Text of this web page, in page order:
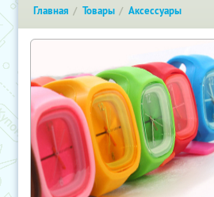
Главная Товары Аксессуары